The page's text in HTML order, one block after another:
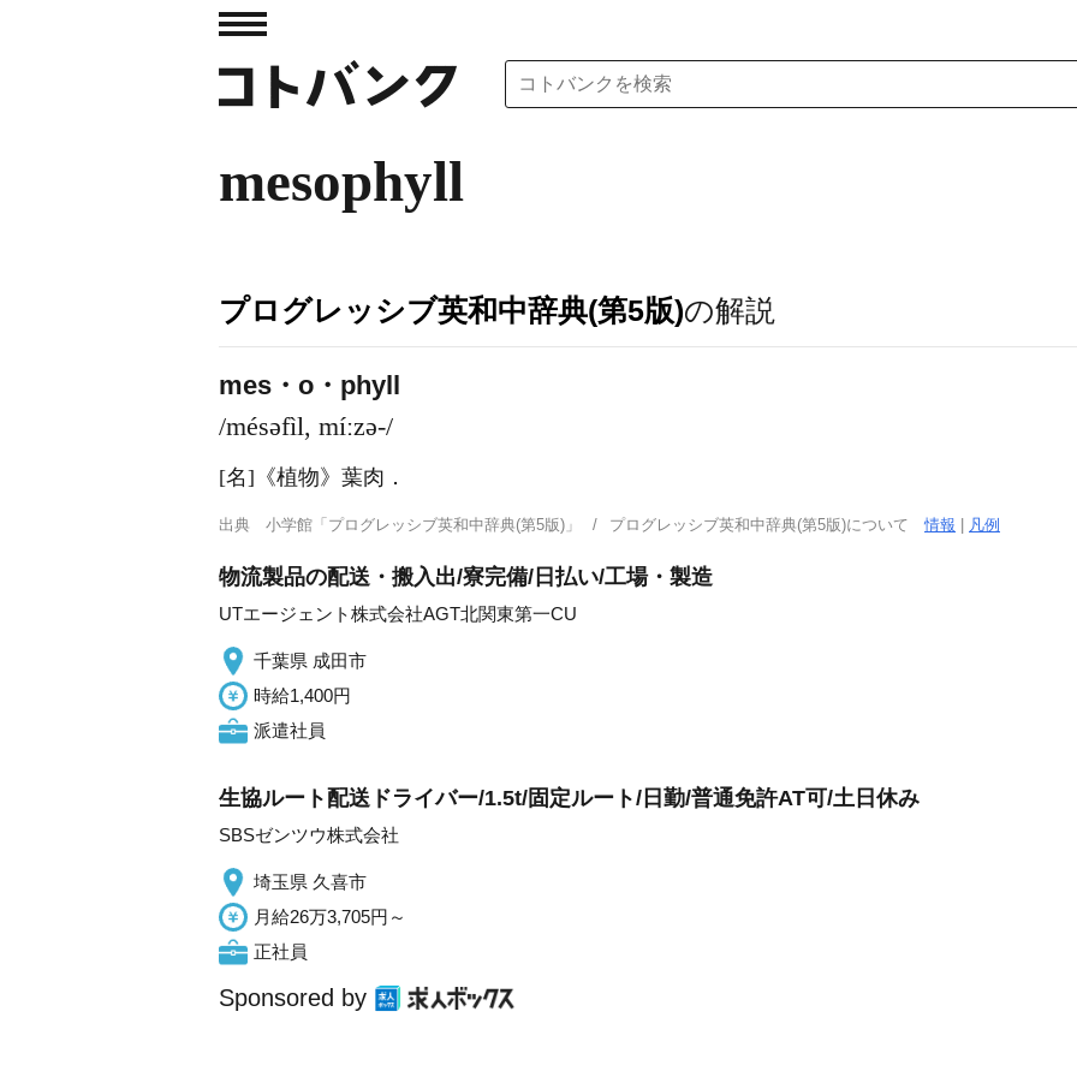
mesophyll
プログレッシブ英和中辞典(第5版)の解説
mes・o・phyll
/mésəfìl, míːzə-/
[名] 《植物》 葉肉 ．
出典 小学館「プログレッシブ英和中辞典(第5版)」 プログレッシブ英和中辞典(第5版)について情報 凡例
物流製品の配送・搬入出/寮完備/日払い/工場・製造
UTエージェント株式会社AGT北関東第一CU
千葉県 成田市
時給1,400円
派遣社員
生協ルート配送ドライバー/1.5t/固定ルート/日勤/普通免許AT可/土日休み
SBSゼンツウ株式会社
埼玉県 久喜市
月給26万3,705円～
正社員
Sponsored by